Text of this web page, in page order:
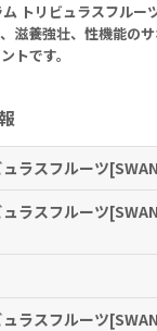
トリビュラスフルー
滋養強壮、性機能の
トです。
ラスフルーツ
、持久力、スタミナ、
作用が期待できます。
すことを予めご了承
して3ヶ月以上の継続
ラスフルーツ
と一緒にお召し上がり
ご利用しないでくだ
ラスフルーツ